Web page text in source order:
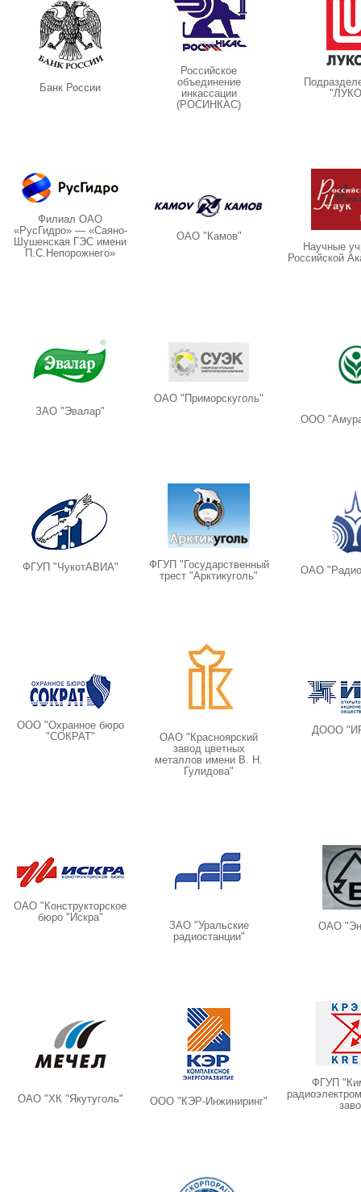
Банк России
Российское
объединение
инкассации
(РОСИНКАС)
Филиал ОАО
«РусГидро» — «Саяно-
Шушенская ГЭС имени
П.С.Непорожнего»
ОАО "Камов"
Научные
Российской
ЗАО "Эвалар"
ОАО "Приморскуголь"
ООО
ФГУП "ЧукотАВИА"
ФГУП "Государственный
трест "Арктикуголь"
ОАО
ООО "Охранное бюро
"СОКРАТ"
ОАО "Красноярский
завод цветных
металлов имени В. Н.
Гулидова"
ДООО
ОАО "Конструкторское
бюро "Искра"
ЗАО "Уральские
радиостанции"
ОАО
ОАО "ХК "Якутуголь" ООО "КЭР-Инжиниринг"
ФГУП